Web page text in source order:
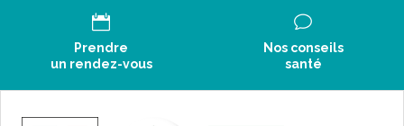
Prendre
un rendez-vous
Nos conseils
santé